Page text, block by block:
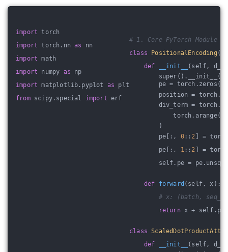
import torch
import torch.nn as
nn
import math
import numpy as np
import matplotlib.pyplot as plt
from scipy.special import erf
# 1. Core PyTorch Module 定
class
PositionalEncoding
def
__init__
(self,
super().__init__()
pe =
position =
div_term =
torch.arange(
)
pe[:, 0:: 2 ] =
pe[:, 1:: 2 ] =
self.pe =
def forward (self, x) :
# x: (batch,
return x +
class
def
__init__
(self, d_k)